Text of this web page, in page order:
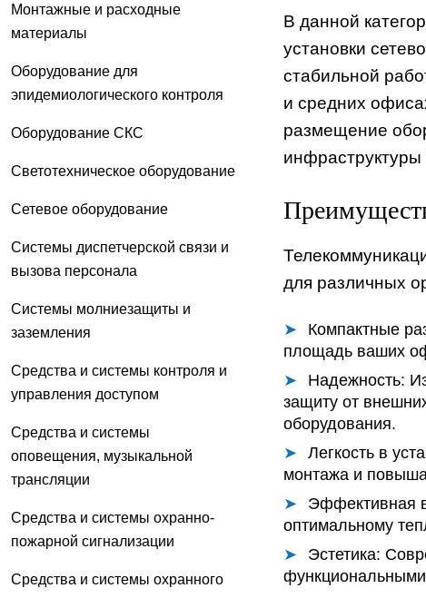
В данной
установки
стабильной
и средних
размещение
для различных
Компактные
площадь ваших
Надежность:
защиту от
оборудования.
Легкость в
монтажа и
Эффективная
оптимальному
Эстетика:
Монтажные и расходные
материалы
Оборудование для
эпидемиологического контроля
Оборудование СКС
Светотехническое оборудование
Сетевое оборудование
Системы диспетчерской связи и
вызова персонала
Системы молниезащиты и
заземления
Средства и системы контроля и
управления доступом
Средства и системы
оповещения, музыкальной
трансляции
Средства и системы охранно-
пожарной сигнализации
Средства и системы охранного